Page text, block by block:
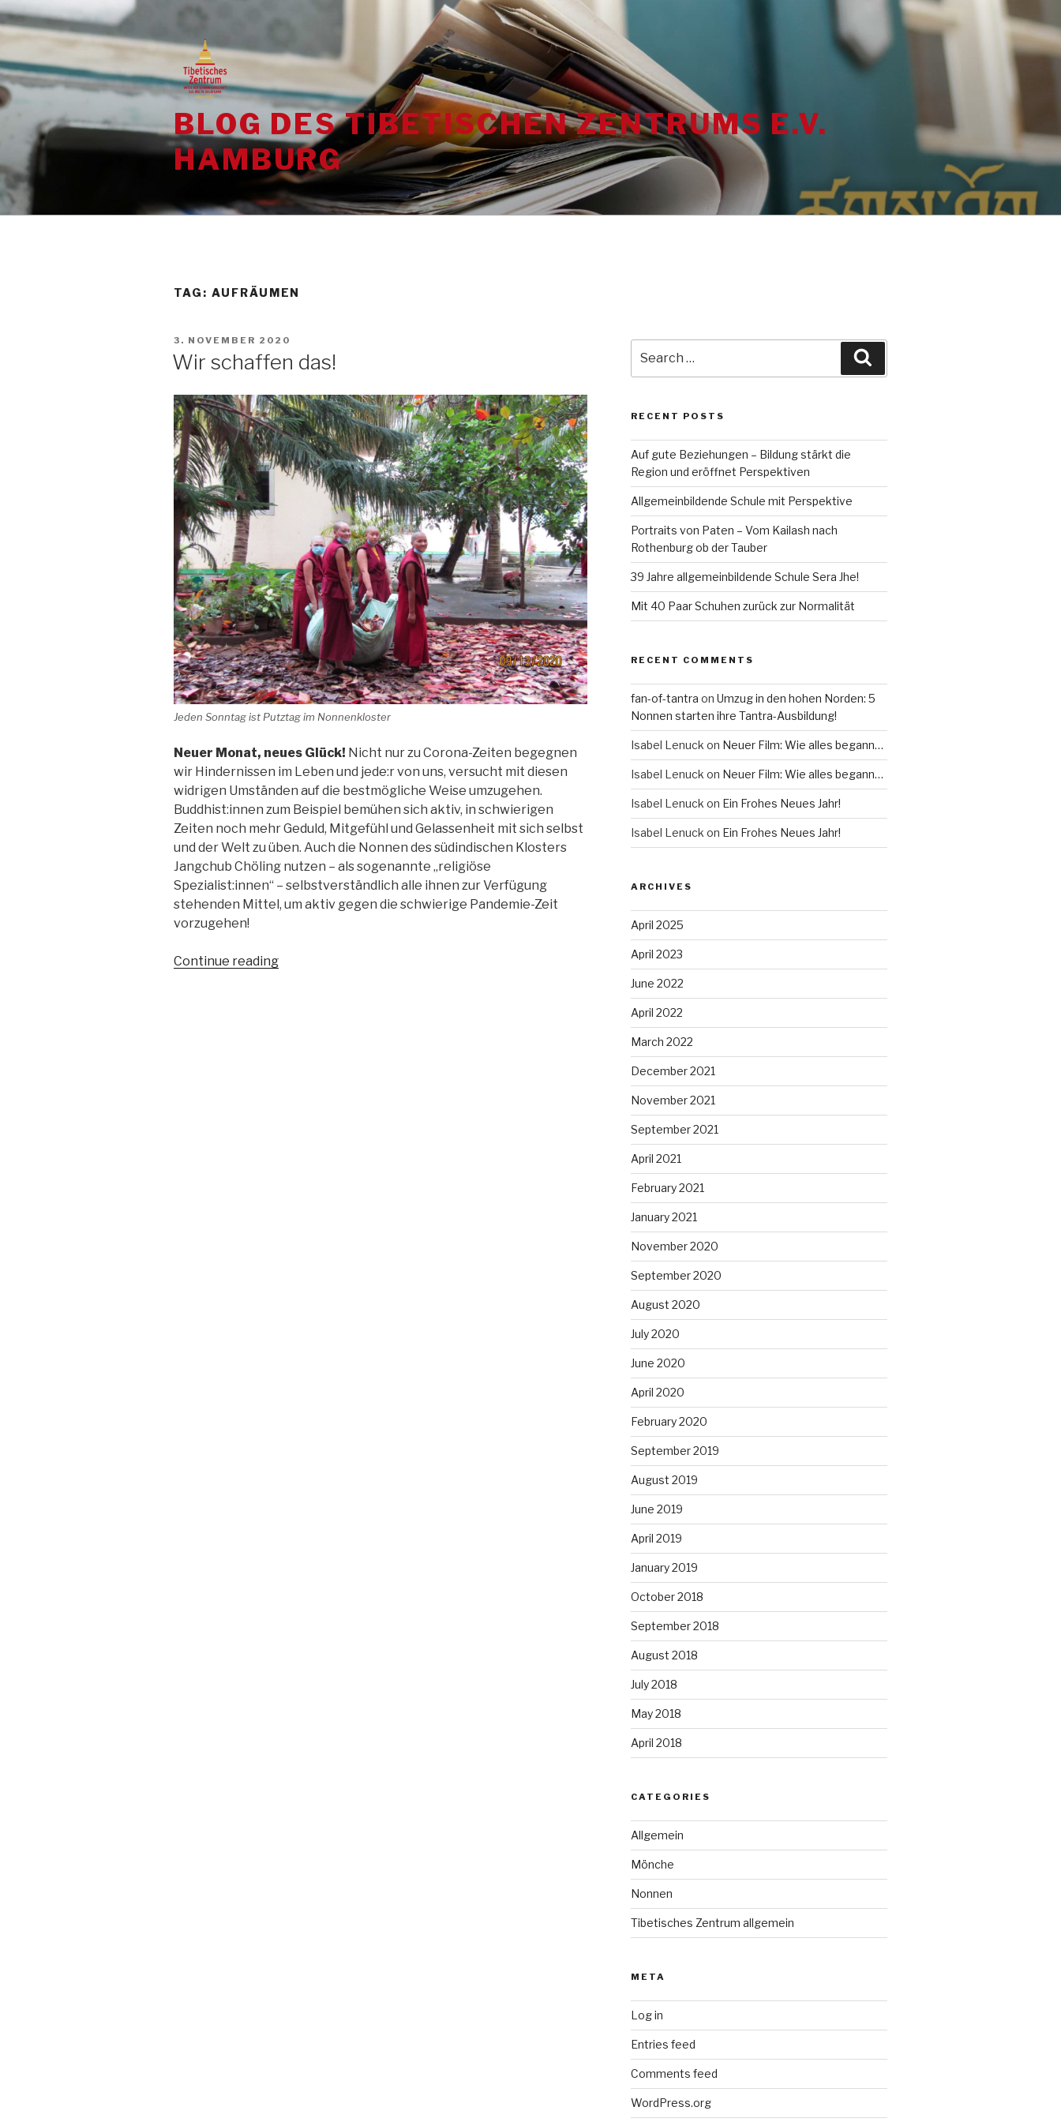
Skip
to
BLOG DES TIBETISCHEN ZENTRUMS E.V.
HAMBURG
TAG: AUFRÄUMEN
POSTED
3. NOVEMBER 2020
Wir schaffen das!
Jeden Sonntag ist Putztag im Nonnenkloster
Neuer Monat, neues Glück! Nicht nur zu Corona-Zeiten begegnen
wir Hindernissen im Leben und jede:r von uns, versucht mit diesen
widrigen Umständen auf die bestmögliche Weise umzugehen.
Buddhist:innen zum Beispiel bemühen sich aktiv, in schwierigen
Zeiten noch mehr Geduld, Mitgefühl und Gelassenheit mit sich selbst
und der Welt zu üben. Auch die Nonnen des südindischen Klosters
Jangchub Chöling nutzen – als sogenannte „religiöse
Spezialist:innen“ – selbstverständlich alle ihnen zur Verfügung
stehenden Mittel, um aktiv gegen die schwierige Pandemie-Zeit
vorzugehen!
Continue reading“Wir
for:
RECENT POSTS
Auf gute Beziehungen – Bildung stärkt die
Region und eröffnet Perspektiven
Allgemeinbildende Schule mit Perspektive
Portraits von Paten – Vom Kailash nach
Rothenburg ob der Tauber
39 Jahre allgemeinbildende Schule Sera Jhe!
Mit 40 Paar Schuhen zurück zur Normalität
RECENT COMMENTS
fan-of-tantra on Umzug in den hohen Norden: 5
Nonnen starten ihre Tantra-Ausbildung!
Isabel Lenuck on Neuer Film: Wie alles begann…
Isabel Lenuck on Neuer Film: Wie alles begann…
Isabel Lenuck on Ein Frohes Neues Jahr!
Isabel Lenuck on Ein Frohes Neues Jahr!
ARCHIVES
April 2025
April 2023
June 2022
April 2022
March 2022
December 2021
November 2021
September 2021
April 2021
February 2021
January 2021
November 2020
September 2020
August 2020
July 2020
June 2020
April 2020
February 2020
September 2019
August 2019
June 2019
April 2019
January 2019
October 2018
September 2018
August 2018
July 2018
May 2018
April 2018
CATEGORIES
Allgemein
Mönche
Nonnen
Tibetisches Zentrum allgemein
META
Log in
Entries feed
Comments feed
WordPress.org